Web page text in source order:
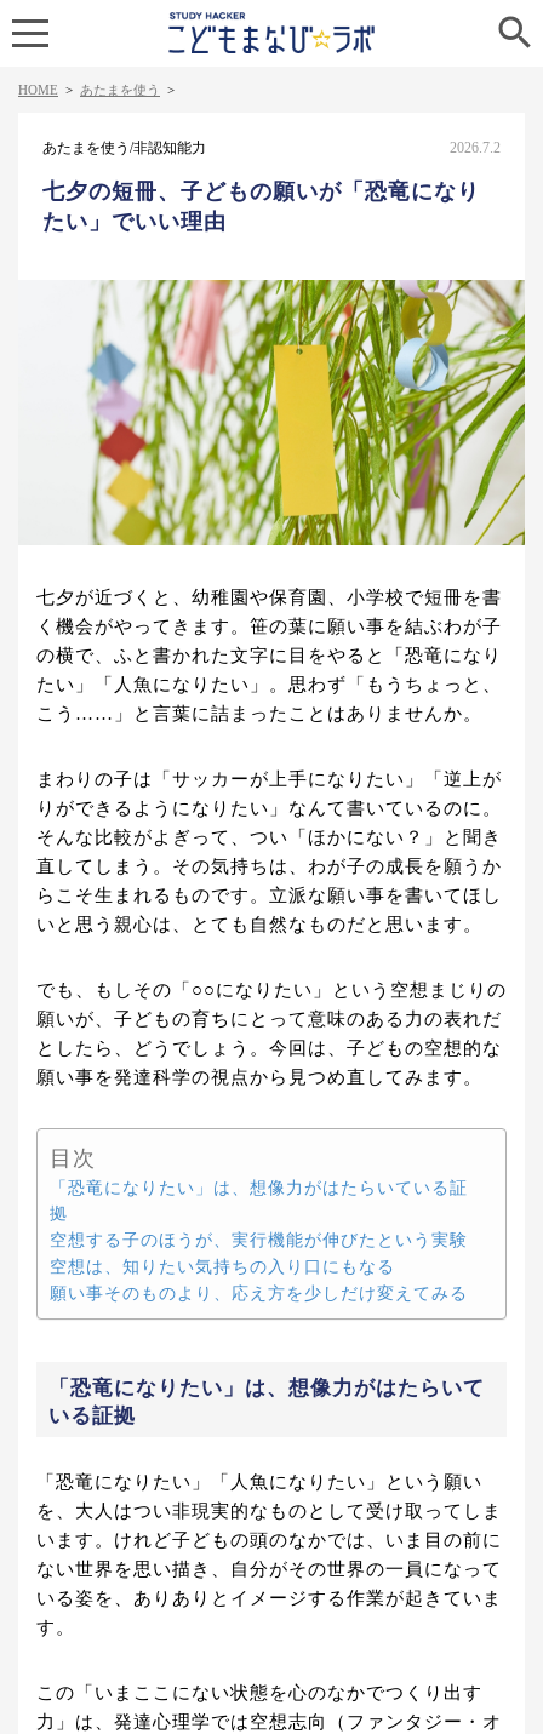

HOME > あたまを使う >
あたまを使う/非認知能力 2026.7.2
七夕の短冊、子どもの願いが「恐竜になり
たい」でいい理由
七夕が近づくと、幼稚園や保育園、小学校で短冊を書
く機会がやってきます。笹の葉に願い事を結ぶわが子
の横で、ふと書かれた文字に目をやると「恐竜になり
たい」「人魚になりたい」。思わず「もうちょっと、
こう……」と言葉に詰まったことはありませんか。
まわりの子は「サッカーが上手になりたい」「逆上が
りができるようになりたい」なんて書いているのに。
そんな比較がよぎって、つい「ほかにない？」と聞き
直してしまう。その気持ちは、わが子の成長を願うか
らこそ生まれるものです。立派な願い事を書いてほし
いと思う親心は、とても自然なものだと思います。
でも、もしその「○○になりたい」という空想まじりの
願いが、子どもの育ちにとって意味のある力の表れだ
としたら、どうでしょう。今回は、子どもの空想的な
願い事を発達科学の視点から見つめ直してみます。
目次
「恐竜になりたい」は、想像力がはたらいている証
拠
空想する子のほうが、実行機能が伸びたという実験
空想は、知りたい気持ちの入り口にもなる
願い事そのものより、応え方を少しだけ変えてみる
「恐竜になりたい」は、想像力がはたらいて
いる証拠
「恐竜になりたい」「人魚になりたい」という願い
を、大人はつい非現実的なものとして受け取ってしま
います。けれど子どもの頭のなかでは、いま目の前に
ない世界を思い描き、自分がその世界の一員になって
いる姿を、ありありとイメージする作業が起きていま
す。
この「いまここにない状態を心のなかでつくり出す
力」は、発達心理学では空想志向（ファンタジー・オ